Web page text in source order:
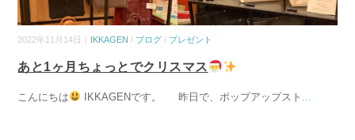
2022年11月14日｜ IKKAGEN / ブログ / プレゼント
あと1ヶ月ちょっとでクリスマス
こんにちは IKKAGENです。 昨日で、ポップアップスト ...